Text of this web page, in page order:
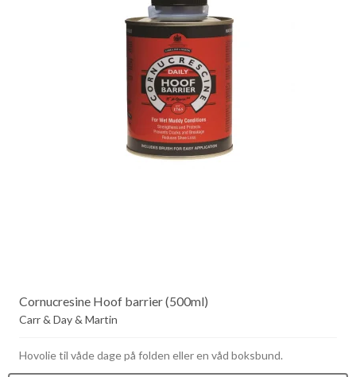
Cornucresine Hoof barrier (500ml)
Carr & Day & Martin
Hovolie til våde dage på folden eller en våd boksbund.